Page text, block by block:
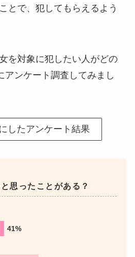
とで、犯してもらえるよう
を対象に犯したい人がどの
アンケート調査してみまし
したアンケート結果
思ったことがある？
41%